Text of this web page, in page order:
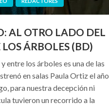
AL OTRO LADO DEL
ÁRBOLES (BD)
entre los árboles es una de las
en salas Paula Ortiz el año
para nuestra decepción ni
tuvieron un recorrido a la